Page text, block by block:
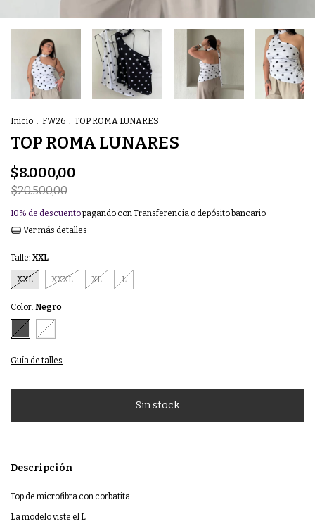
Inicio . FW26 . TOP ROMA LUNARES
TOP ROMA LUNARES
$8.000,00
$20.500,00
10% de descuentopagando con Transferencia o depósito bancario
Ver más detalles
Talle: XXL
XXL XXXL XL L
Color: Negro
Guía de talles
Descripción
Top de microfibra con corbatita
La modelo viste el L